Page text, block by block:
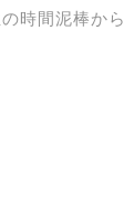
時間泥棒から